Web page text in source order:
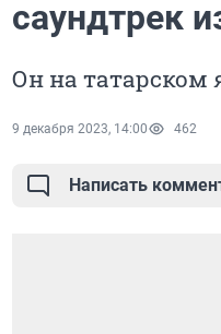
саундтрек
Он на татарском
9 декабря 2023, 14:00 462
Написать